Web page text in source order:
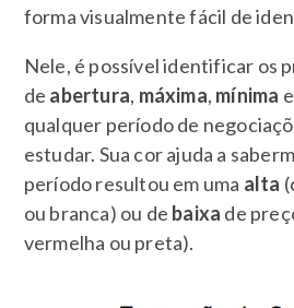
forma visualmente fácil de
Nele, é possível identificar os
de abertura, máxima, mínima e
qualquer período de
estudar. Sua cor ajuda a
período resultou em uma alta
ou branca) ou de baixa de
vermelha ou preta).